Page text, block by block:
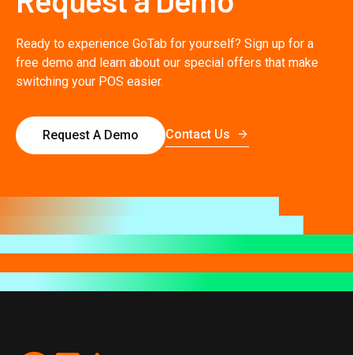
Ready to experience GoTab for yourself? Sign up for a
free demo and learn about our special offers that make
switching your POS easier.
Request A Demo Contact Us